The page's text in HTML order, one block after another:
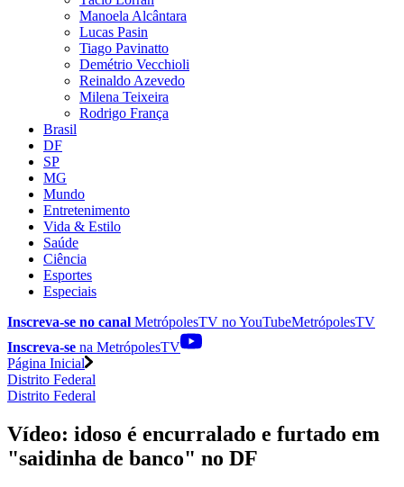
Manoela Alcântara
Lucas Pasin
Tiago Pavinatto
Demétrio Vecchioli
Reinaldo Azevedo
Milena Teixeira
Rodrigo França
Brasil
DF
SP
MG
Mundo
Entretenimento
Vida & Estilo
Saúde
Ciência
Esportes
Especiais
Inscreva-se no canal MetrópolesTV noYouTubeMetrópolesTV
Inscreva-se na MetrópolesTV
Página Inicial
Distrito Federal
Distrito Federal
Vídeo: idoso é encurralado e furtado em
"saidinha de banco" no DF